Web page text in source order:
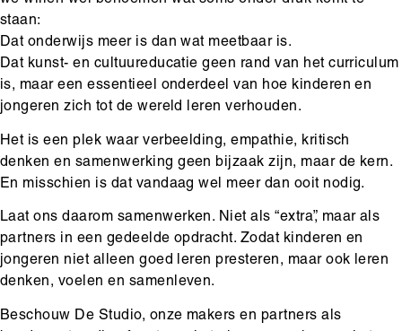
staan:
Dat onderwijs meer is dan wat meetbaar is.
Dat kunst- en cultuureducatie geen rand van het curriculum
is, maar een essentieel onderdeel van hoe kinderen en
jongeren zich tot de wereld leren verhouden.
Het is een plek waar verbeelding, empathie, kritisch
denken en samenwerking geen bijzaak zijn, maar de kern.
En misschien is dat vandaag wel meer dan ooit nodig.
Laat ons daarom samenwerken. Niet als “extra”, maar als
partners in een gedeelde opdracht. Zodat kinderen en
jongeren niet alleen goed leren presteren, maar ook leren
denken, voelen en samenleven.
Beschouw De Studio, onze makers en partners als